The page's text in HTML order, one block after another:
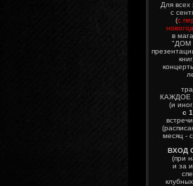
Для
с
(с
в
"ДОМ
КАЖДОЕ
(и
с
месяц -
ВХОД
(при
и за